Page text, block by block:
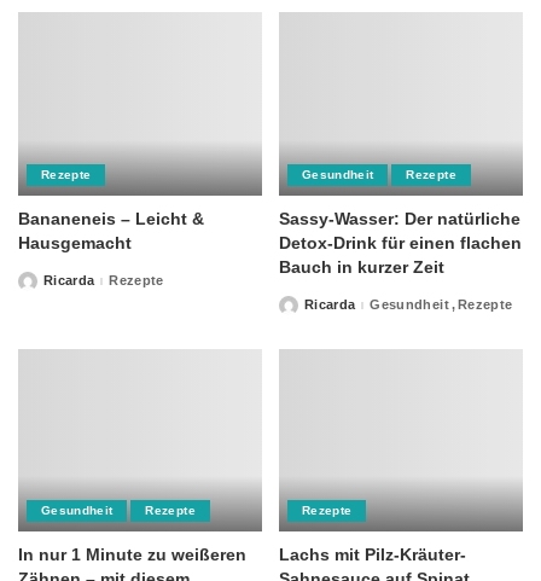
Rezepte
Bananeneis – Leicht &
Hausgemacht
PostedRicarda Rezepte
Gesundheit Rezepte
Sassy-Wasser: Der natürliche
Detox-Drink für einen flachen
Bauch in kurzer Zeit
PostedRicarda Gesundheit Rezepte
Gesundheit Rezepte
In nur 1 Minute zu weißeren
Rezepte
Lachs mit Pilz-Kräuter-